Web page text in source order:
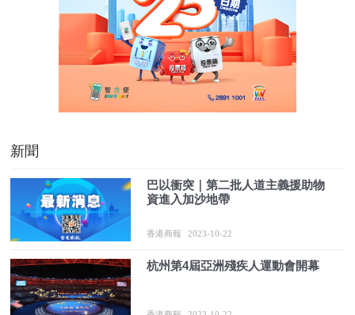
新聞
巴以衝突｜第二批人道主義援助物
資進入加沙地帶
香港商報 2023-10-22
杭州第4屆亞洲殘疾人運動會開幕